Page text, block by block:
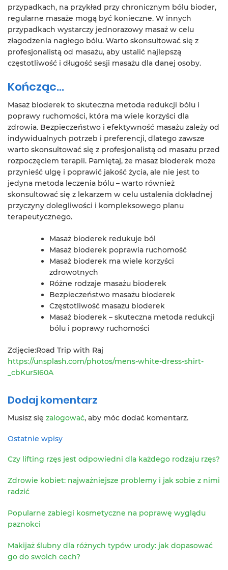
przypadkach, na przykład przy chronicznym bólu bioder,
regularne masaże mogą być konieczne. W innych
przypadkach wystarczy jednorazowy masaż w celu
złagodzenia nagłego bólu. Warto skonsultować się z
profesjonalistą od masażu, aby ustalić najlepszą
częstotliwość i długość sesji masażu dla danej osoby.
Kończąc…
Masaż bioderek to skuteczna metoda redukcji bólu i
poprawy ruchomości, która ma wiele korzyści dla
zdrowia. Bezpieczeństwo i efektywność masażu zależy od
indywidualnych potrzeb i preferencji, dlatego zawsze
warto skonsultować się z profesjonalistą od masażu przed
rozpoczęciem terapii. Pamiętaj, że masaż bioderek może
przynieść ulgę i poprawić jakość życia, ale nie jest to
jedyna metoda leczenia bólu – warto również
skonsultować się z lekarzem w celu ustalenia dokładnej
przyczyny dolegliwości i kompleksowego planu
terapeutycznego.
Masaż bioderek redukuje ból
Masaż bioderek poprawia ruchomość
Masaż bioderek ma wiele korzyści
zdrowotnych
Różne rodzaje masażu bioderek
Bezpieczeństwo masażu bioderek
Częstotliwość masażu bioderek
Masaż bioderek – skuteczna metoda redukcji
bólu i poprawy ruchomości
Zdjęcie:Road Trip with Raj
https://unsplash.com/photos/mens-white-dress-shirt-
_cbKur5I60A
Dodaj komentarz
Musisz się zalogować, aby móc dodać komentarz.
Ostatnie wpisy
Czy lifting rzęs jest odpowiedni dla każdego rodzaju rzęs?
Zdrowie kobiet: najważniejsze problemy i jak sobie z nimi
radzić
Popularne zabiegi kosmetyczne na poprawę wyglądu
paznokci
Makijaż ślubny dla różnych typów urody: jak dopasować
go do swoich cech?